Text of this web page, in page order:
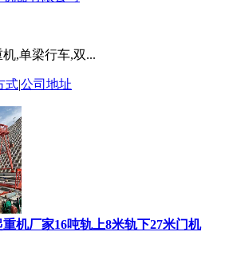
,单梁行车,双...
式|公司地址
机厂家16吨轨上8米轨下27米门机